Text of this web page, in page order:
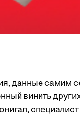
данные самим
винить